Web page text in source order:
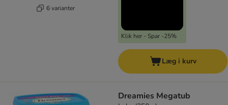
6 varianter
Klik her - Spar -25%
Læg i kurv
Dreamies Megatub